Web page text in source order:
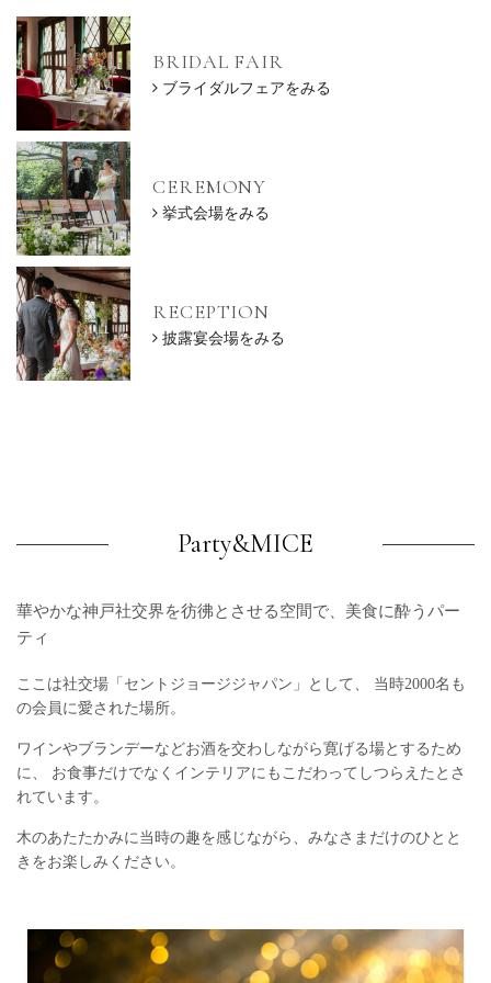
BRIDAL FAIR
ブライダルフェアをみる
CEREMONY
挙式会場をみる
RECEPTION
披露宴会場をみる
Party&MICE
華やかな神戸社交界を彷彿とさせる空間で、美食に酔うパー
ティ
ここは社交場「セントジョージジャパン」として、
当時2000名も
の会員に愛された場所。
ワインやブランデーなどお酒を交わしながら寛げる場とするため
に、
お食事だけでなくインテリアにもこだわってしつらえたとさ
れています。
木のあたたかみに当時の趣を感じながら、みなさまだけのひとと
きをお楽しみください。